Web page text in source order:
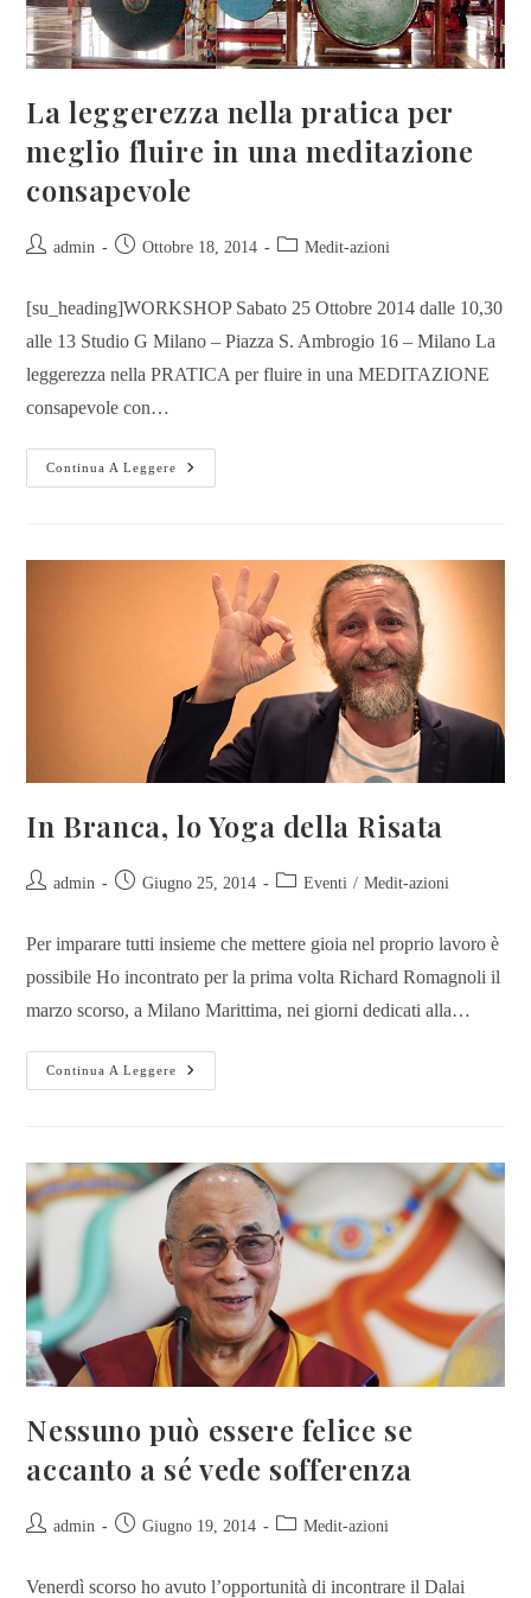
La leggerezza nella pratica per
meglio fluire in una meditazione
consapevole
admin Ottobre 18, 2014 Medit-azioni
[su_heading]WORKSHOP Sabato 25 Ottobre 2014 dalle 10,30
alle 13 Studio G Milano – Piazza S. Ambrogio 16 – Milano La
leggerezza nella PRATICA per fluire in una MEDITAZIONE
consapevole con…
Continua A Leggere
In Branca, lo Yoga della Risata
admin Giugno 25, 2014 Eventi / Medit-azioni
Per imparare tutti insieme che mettere gioia nel proprio lavoro è
possibile Ho incontrato per la prima volta Richard Romagnoli il
marzo scorso, a Milano Marittima, nei giorni dedicati alla…
Continua A Leggere
Nessuno può essere felice se
accanto a sé vede sofferenza
admin Giugno 19, 2014 Medit-azioni
Venerdì scorso ho avuto l’opportunità di incontrare il Dalai